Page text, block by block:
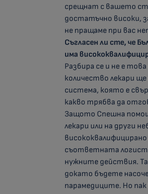
срещнат с вашето
достатъчно високи,
не пращаме при вас
Съгласен ли сте, че
има
Разбира се и не е
количество лекари
система, която е
какво трябва да
Защото Спешна помощ
лекари или на други
съответната
нужните действия.
докато бъдете
парамедиците. Но пак